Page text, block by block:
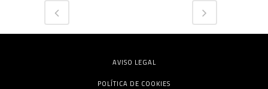
AVISO LEGAL
POLÍTICA DE COOKIES